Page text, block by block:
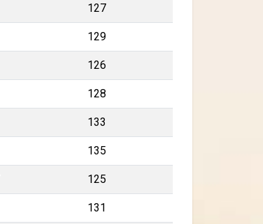
127
129
126
128
133
135
125
131